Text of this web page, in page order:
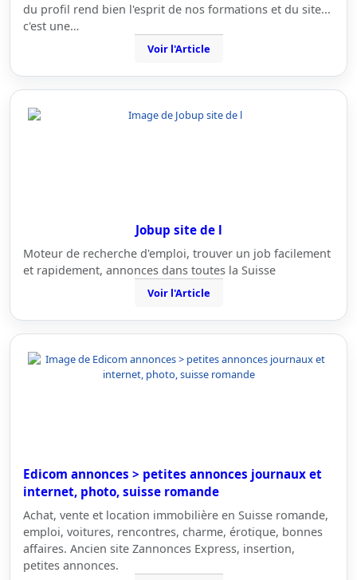
du profil rend bien l'esprit de nos formations et du site...
c'est une…
Voir l'Article
Jobup site de l
Moteur de recherche d'emploi, trouver un job facilement
et rapidement, annonces dans toutes la Suisse
Voir l'Article
Edicom annonces > petites annonces journaux et
internet, photo, suisse romande
Achat, vente et location immobilière en Suisse romande,
emploi, voitures, rencontres, charme, érotique, bonnes
affaires. Ancien site Zannonces Express, insertion,
petites annonces.